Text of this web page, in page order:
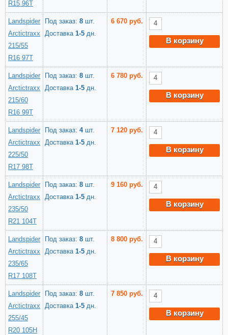
R15 96T
Landspider
Arctictraxx
215/55
R16 97T
Под заказ: 8 шт.
Доставка 1-5 дн.
6 670 руб.
В корзину
Landspider
Arctictraxx
215/60
R16 99T
Под заказ: 8 шт.
Доставка 1-5 дн.
6 780 руб.
В корзину
Landspider
Arctictraxx
225/50
R17 98T
Под заказ: 4шт.
Доставка 1-5 дн.
7 120 руб.
В корзину
Landspider
Arctictraxx
235/50
R21 104T
Под заказ: 8 шт.
Доставка 1-5 дн.
9 160 руб.
В корзину
Landspider
Arctictraxx
235/65
R17 108T
Под заказ: 8 шт.
Доставка 1-5 дн.
8 800 руб.
В корзину
Landspider
Arctictraxx
255/45
R20 105H
Под заказ: 8 шт.
Доставка 1-5 дн.
7 850 руб.
В корзину